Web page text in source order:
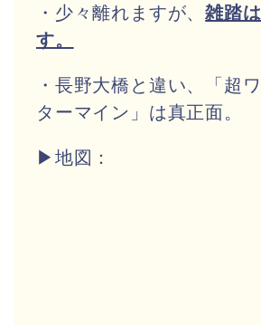
・少々離れますが、雑踏
す。
・長野大橋と違い、「超
ターマイン」は真正面。
▶地図：